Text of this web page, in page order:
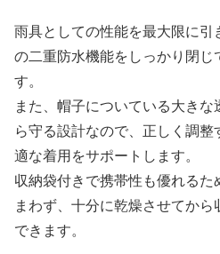
雨具としての性能を最大限に引
の二重防水機能をしっかり閉じ
す。
また、帽子についている大き
ら守る設計なので、正しく調
適な着用をサポートします。
収納袋付きで携帯性も優れるた
まわず、十分に乾燥させてか
できます。